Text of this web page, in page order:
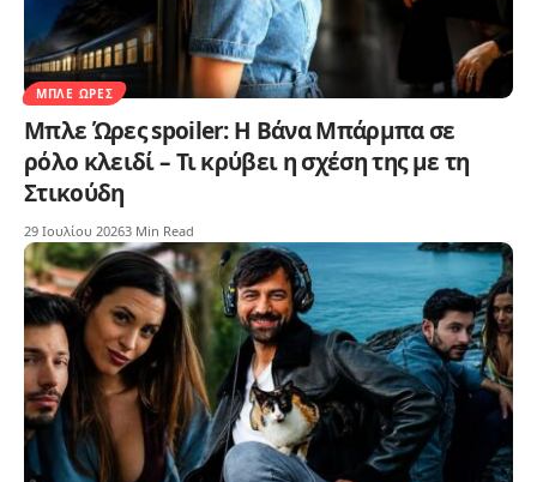
ΜΠΛΕ ΏΡΕΣ
Μπλε Ώρες spoiler: Η Βάνα Μπάρμπα σε
ρόλο κλειδί – Τι κρύβει η σχέση της με τη
Στικούδη
29 Ιουλίου 20263 Min Read